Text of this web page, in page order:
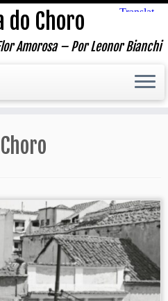
do Choro
Amorosa – Por Leonor Bianchi